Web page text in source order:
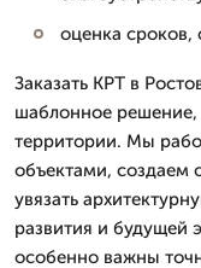
оценка сроков,
Заказать КРТ в
шаблонное
территории. Мы
объектами, создаем
увязать
развития и будущей
особенно важны